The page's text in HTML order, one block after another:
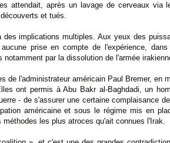
attendait, après un lavage de cerveaux via
et tués.
des implications multiples. Aux yeux des
prise en compte de l'expérience,
notamment par la dissolution de l'armée
de l'administrateur américain Paul Bremer,
ont permis à Abu Bakr al-Baghdadi, un
- de s'assurer une certaine complaisance
américaine et sous le régime mis en
méthodes les plus atroces qu'ait connues l'Irak.